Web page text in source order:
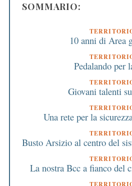
SOMMARIO:
10 anni di Area
Pedalando per
Giovani talenti
Una rete per la
Busto Arsizio al centro del
La nostra Bcc a fianco del